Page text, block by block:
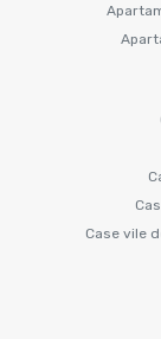
Case vile